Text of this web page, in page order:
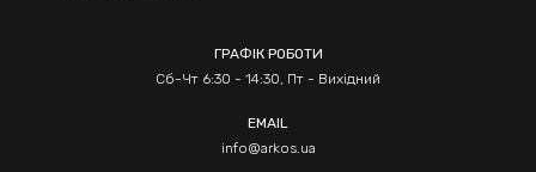
ГРАФІК РОБОТИ
Сб-Чт 6:30 - 14:30, Пт - Вихідний
EMAIL
info@arkos.ua